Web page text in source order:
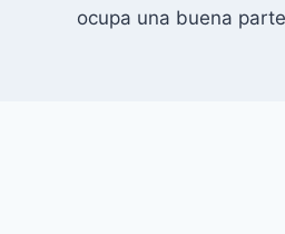
ocupa una buena